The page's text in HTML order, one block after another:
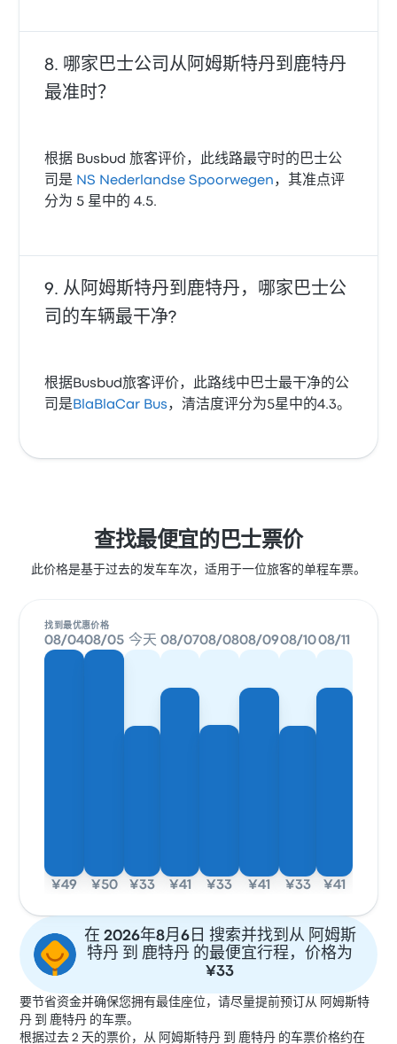
哪家巴士公司从阿姆斯特丹到鹿特丹
最准时？
根据 Busbud 旅客评价，此线路最守时的巴士公
司是 NS Nederlandse Spoorwegen ，其准点评
分为 5 星中的 4.5.
从阿姆斯特丹到鹿特丹，哪家巴士公
司的车辆最干净?
根据Busbud旅客评价，此路线中巴士最干净的公
司是 BlaBlaCar Bus ，清洁度评分为5星中的4.3。
查找最便宜的巴士票价
此价格是基于过去的发车车次，适用于一位旅客的单程车票。
找到最优惠价格
08/04
¥49
08/05
¥50
今天
¥33
08/07
¥41
08/08
¥33
08/09
¥41
08/10
¥33
08/11
¥41
在 2026年8月6日 搜索并找到从 阿姆斯
特丹 到 鹿特丹 的最便宜行程，价格为
¥33
要节省资金并确保您拥有最佳座位，请尽量提前预订从 阿姆斯特
丹 到 鹿特丹 的车票。
根据过去 2 天的票价，从 阿姆斯特丹 到 鹿特丹 的车票价格约在